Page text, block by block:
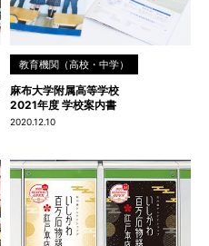
教育機関（高校・中学）
麻布大学附属高等学校
2021年度 学校案内書
2020.12.10